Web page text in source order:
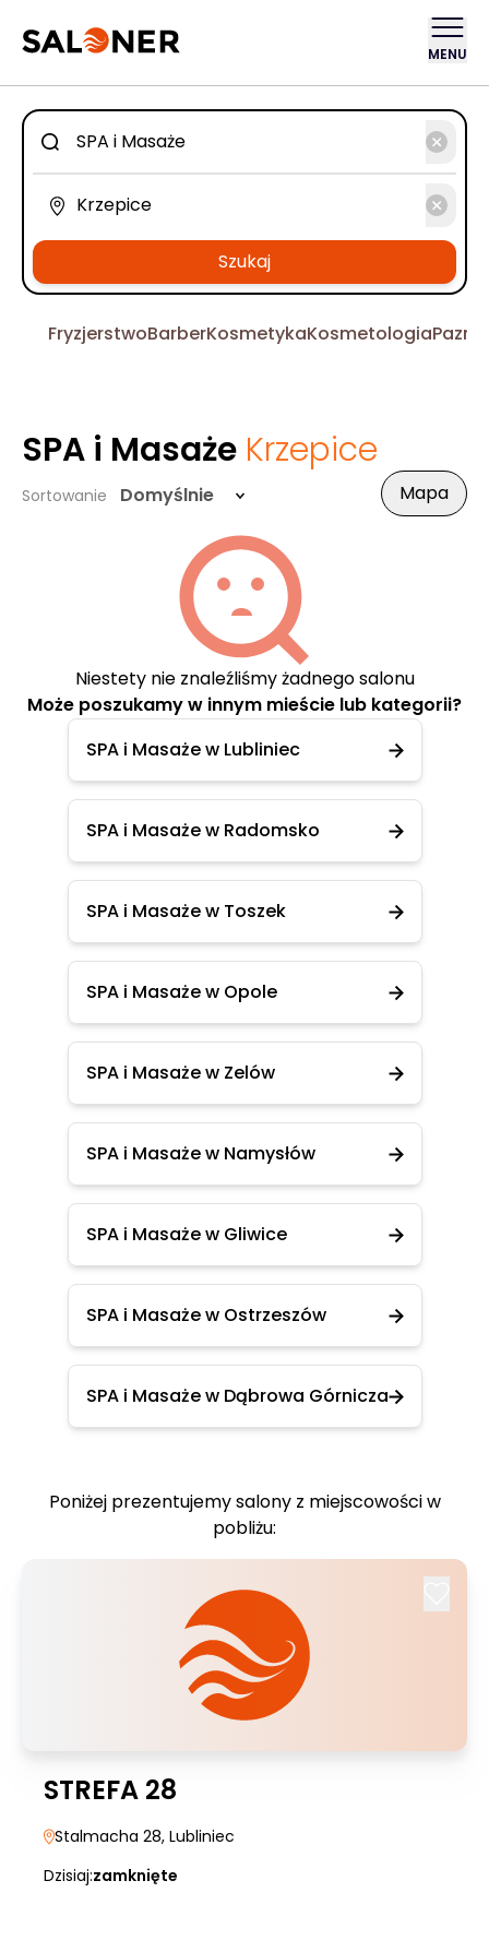
MENU
Szukaj
FryzjerstwoBarberKosmetykaKosmetologia
SPA i Masaże Krzepice
Sortowanie Domyślnie Mapa
Niestety nie znaleźliśmy żadnego salonu
Może poszukamy w innym mieście lub kategorii?
SPA i Masaże w Lubliniec
SPA i Masaże w Radomsko
SPA i Masaże w Toszek
SPA i Masaże w Opole
SPA i Masaże w Zelów
SPA i Masaże w Namysłów
SPA i Masaże w Gliwice
SPA i Masaże w Ostrzeszów
SPA i Masaże w Dąbrowa Górnicza
Poniżej prezentujemy salony z miejscowości w
pobliżu:
STREFA 28
Stalmacha 28, Lubliniec
Dzisiaj:zamknięte